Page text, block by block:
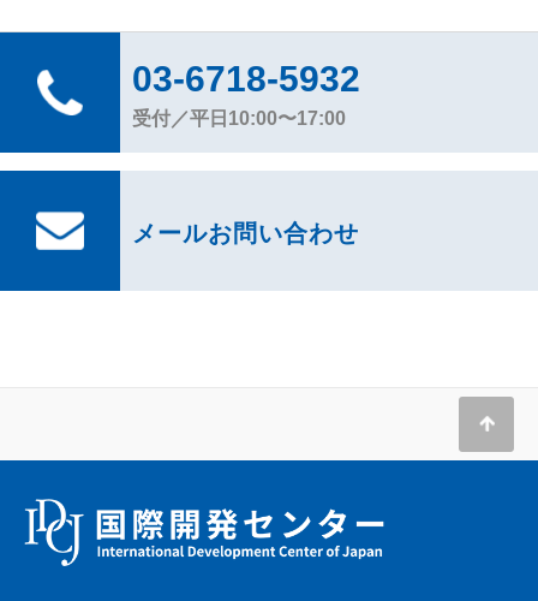
03-6718-5932
受付／平日10:00〜17:00
メールお問い合わせ